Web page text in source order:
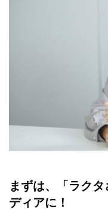
まずは、「ラク
ディアに！